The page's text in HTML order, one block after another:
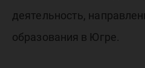
деятельность,
образования в Югре.